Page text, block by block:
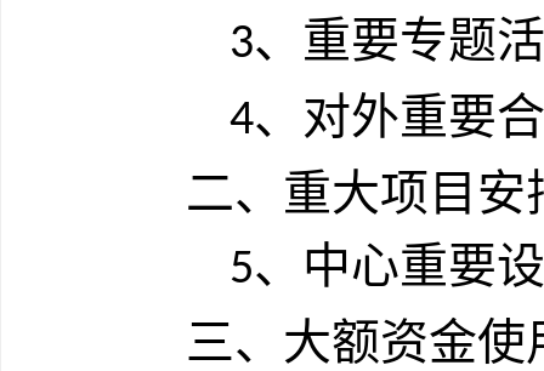
3、重要专题
4、对外重要
二、重大项目安
5、中心重要
三、大额资金使